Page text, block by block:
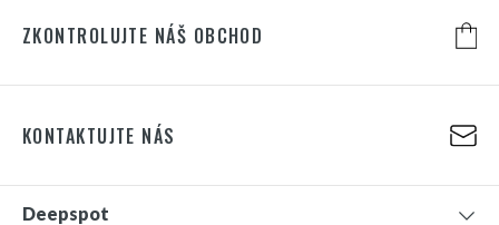
ZKONTROLUJTE NÁŠ OBCHOD
KONTAKTUJTE NÁS
Deepspot